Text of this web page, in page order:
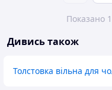
Показано
Дивись також
Толстовка вільна для